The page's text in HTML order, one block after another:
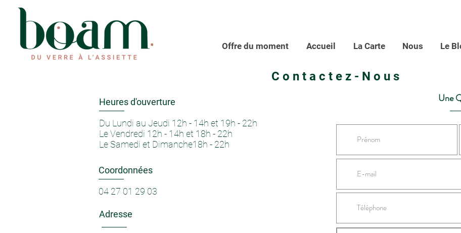
Offre du moment Accueil La Carte Nous Le
Contactez-Nous
Heures d'ouverture
Du Lundi au Jeudi 12h - 14h et 19h - 22h
Le Vendredi 12h - 14h et 18h - 22h
Le Samedi et Dimanche18h - 22h
Coordonnées
04 27 01 29 03
Adresse​
Une